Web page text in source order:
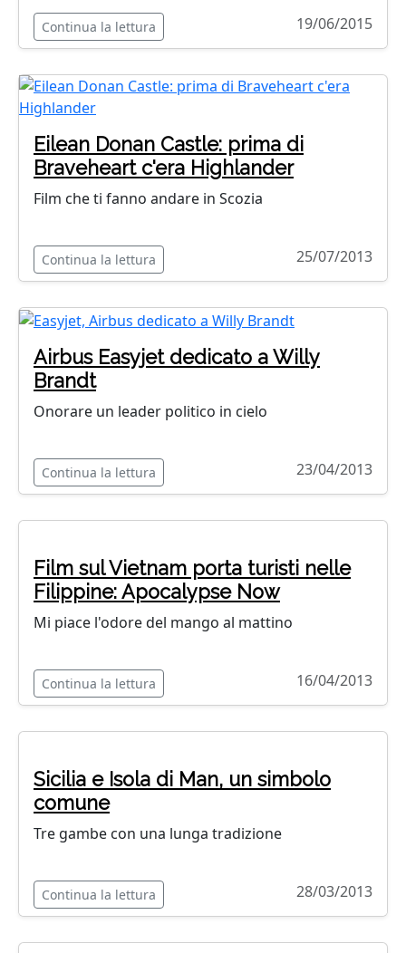
Continua la lettura 19/06/2015
Eilean Donan Castle: prima di
Braveheart c'era Highlander
Film che ti fanno andare in Scozia
Continua la lettura 25/07/2013
Airbus Easyjet dedicato a Willy
Brandt
Onorare un leader politico in cielo
Continua la lettura 23/04/2013
Film sul Vietnam porta turisti nelle
Filippine: Apocalypse Now
Mi piace l'odore del mango al mattino
Continua la lettura 16/04/2013
Sicilia e Isola di Man, un simbolo
comune
Tre gambe con una lunga tradizione
Continua la lettura 28/03/2013